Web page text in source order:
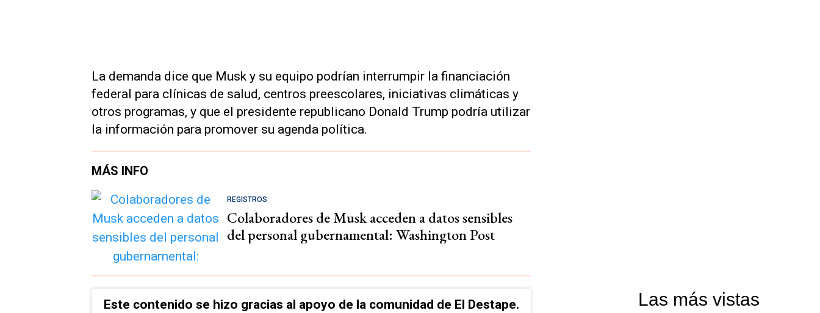
La demanda dice que Musk y su equipo podrían interrumpir la financiación
federal para clínicas de salud, centros preescolares, iniciativas climáticas y
otros programas, y que el presidente republicano Donald Trump podría utilizar
la información para promover su agenda política.
MÁS INFO
REGISTROS
Colaboradores de Musk acceden a datos sensibles
del personal gubernamental: Washington Post
Este contenido se hizo gracias al apoyo de la comunidad de El Destape.
Las más vistas